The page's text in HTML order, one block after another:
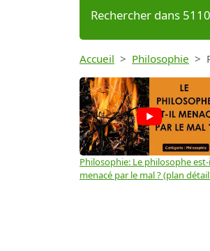
Rechercher dans
Accueil Philosophie
Philosophie: Le philosophe
menacé par le mal ? (plan